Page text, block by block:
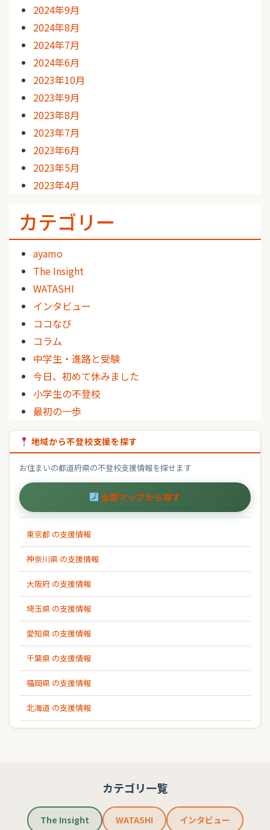
2024年9月
2024年8月
2024年7月
2024年6月
2023年10月
2023年9月
2023年8月
2023年7月
2023年6月
2023年5月
2023年4月
カテゴリー
ayamo
The Insight
WATASHI
インタビュー
ココなび
コラム
中学生・進路と受験
今日、初めて休みました
小学生の不登校
最初の一歩
地域から不登校支援を探す
お住まいの都道府県の不登校支援情報を探せます
全国マップから探す
東京都 の支援情報
神奈川県 の支援情報
大阪府 の支援情報
埼玉県 の支援情報
愛知県 の支援情報
千葉県 の支援情報
福岡県 の支援情報
北海道 の支援情報
カテゴリ一覧
The Insight WATASHI インタビュー